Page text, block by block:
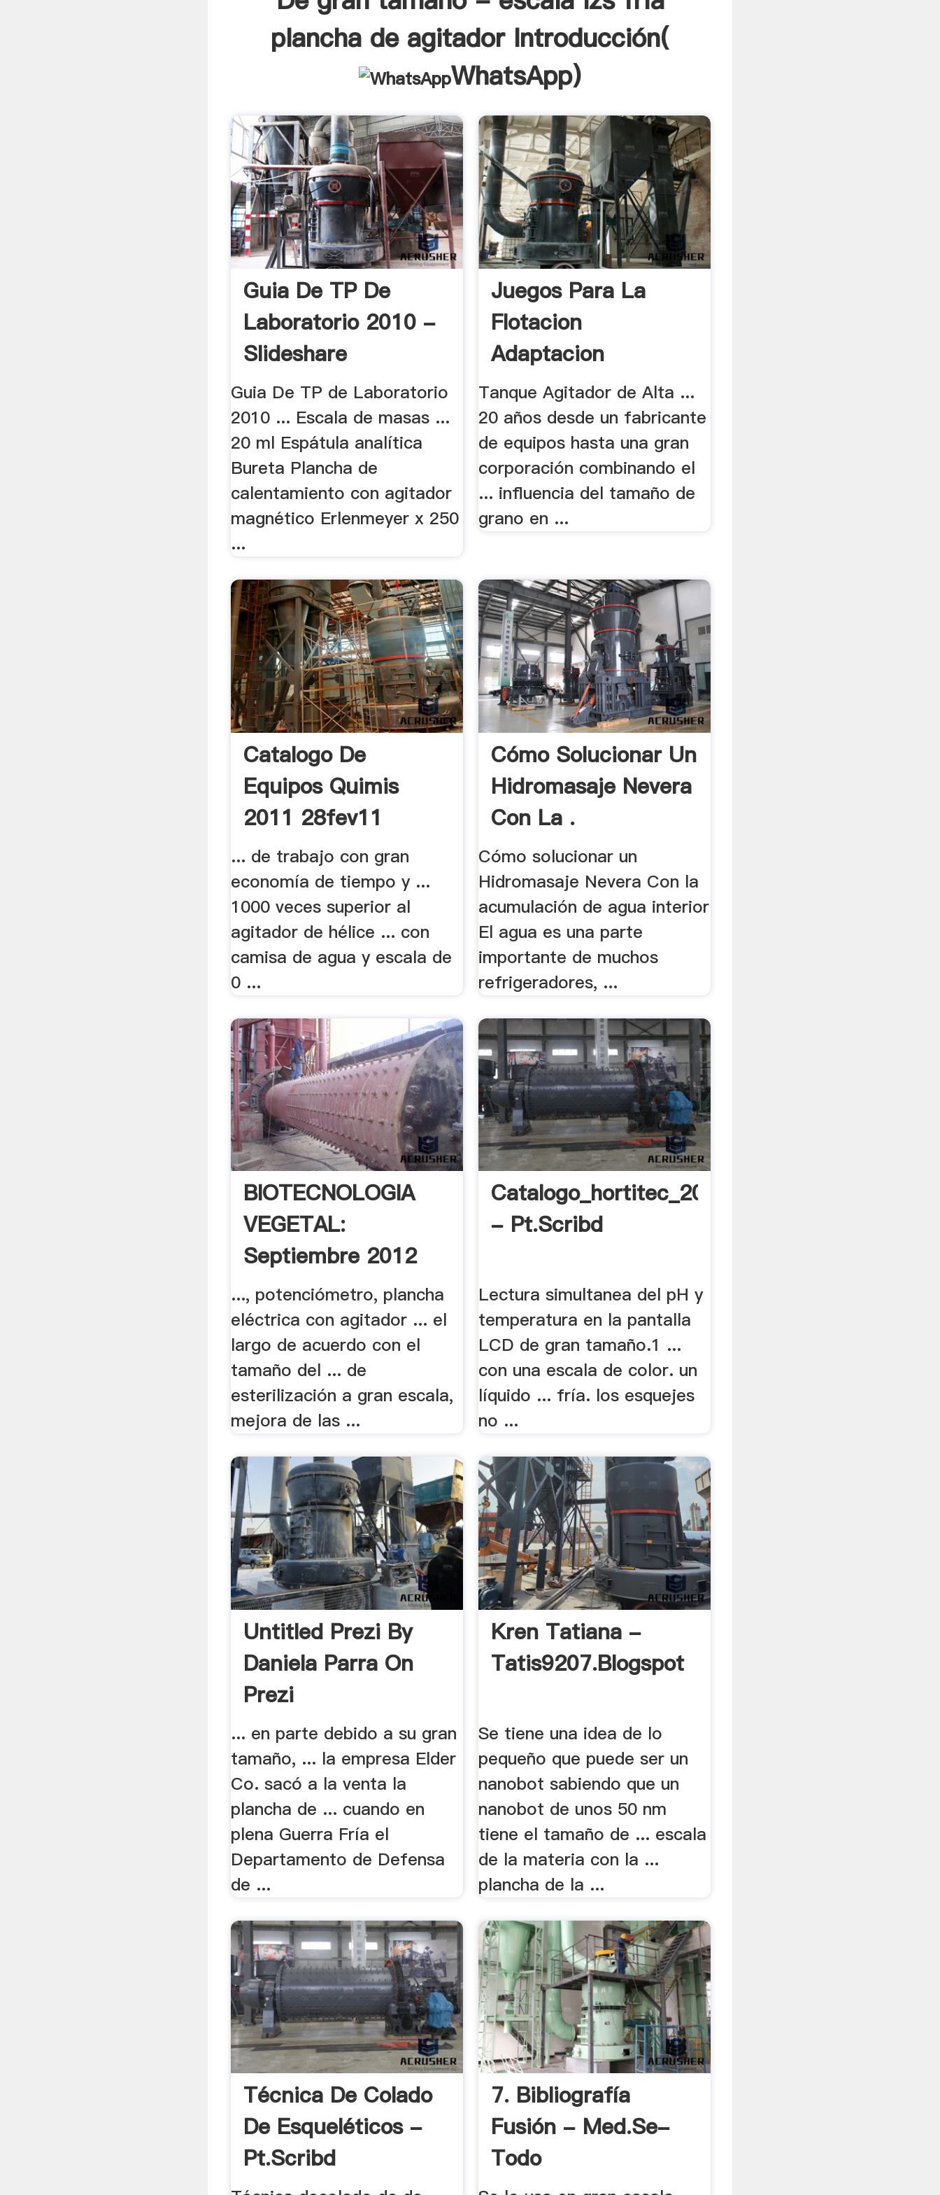
plancha de agitador Introducción(
WhatsApp)
Guia De TP De
Laboratorio 2010 -
Slideshare
Guia De TP de Laboratorio
2010 ... Escala de masas ...
20 ml Espátula analítica
Bureta Plancha de
calentamiento con agitador
magnético Erlenmeyer x 250
...
Juegos Para La
Flotacion
Adaptacion
Tanque Agitador de Alta ...
20 años desde un fabricante
de equipos hasta una gran
corporación combinando el
... influencia del tamaño de
grano en ...
Catalogo De
Equipos Quimis
2011 28fev11
BAIXA .
... de trabajo con gran
economía de tiempo y ...
1000 veces superior al
agitador de hélice ... con
camisa de agua y escala de
0 ...
Cómo Solucionar Un
Hidromasaje Nevera
Con La .
Cómo solucionar un
Hidromasaje Nevera Con la
acumulación de agua interior
El agua es una parte
importante de muchos
refrigeradores, ...
BIOTECNOLOGIA
VEGETAL:
Septiembre 2012
..., potenciómetro, plancha
eléctrica con agitador ... el
largo de acuerdo con el
tamaño del ... de
esterilización a gran escala,
mejora de las ...
Catalogo_hortitec_2010
- Pt.scribd
Lectura simultanea del pH y
temperatura en la pantalla
LCD de gran tamaño.1 ...
con una escala de color. un
líquido ... fría. los esquejes
no ...
Untitled Prezi By
Daniela Parra On
Prezi
... en parte debido a su gran
tamaño, ... la empresa Elder
Co. sacó a la venta la
plancha de ... cuando en
plena Guerra Fría el
Departamento de Defensa
de ...
Kren Tatiana -
Tatis9207.blogspot
Se tiene una idea de lo
pequeño que puede ser un
nanobot sabiendo que un
nanobot de unos 50 nm
tiene el tamaño de ... escala
de la materia con la ...
plancha de la ...
Técnica De Colado
De Esqueléticos -
Pt.scribd
7. Bibliografía
Fusión - Med.se-
Todo